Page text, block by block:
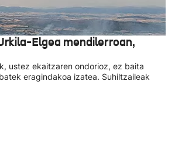
Elgea mendilerroan,
ustez ekaitzaren ondorioz, ez baita
eragindakoa izatea. Suhiltzaileak